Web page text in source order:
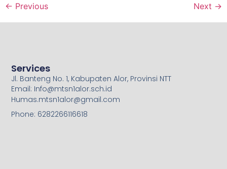
← Previous Next →
Services
Jl. Banteng No. 1, Kabupaten Alor, Provinsi NTT
Email: Info@mtsn1alor.sch.id
Humas.mtsn1alor@gmail.com
Phone: 6282266116618